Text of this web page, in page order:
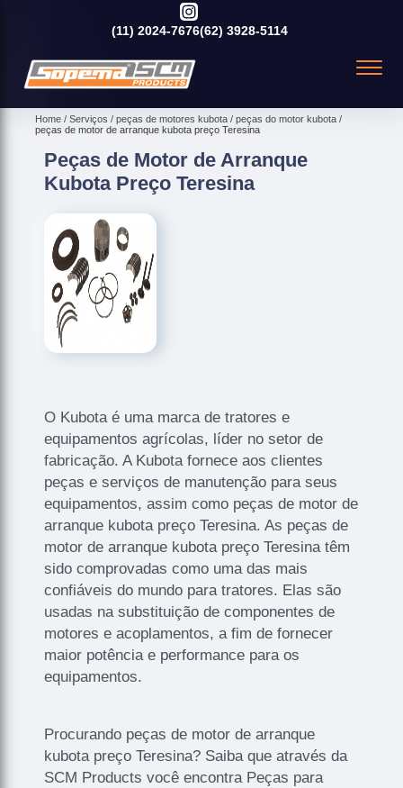
(11) 2024-7676(62) 3928-5114
Home Serviços peças de motores kubota
peças do motor kubota
peças de motor de arranque kubota preço Teresina
Peças de Motor de Arranque
Kubota Preço Teresina
O Kubota é uma marca de tratores e
equipamentos agrícolas, líder no setor de
fabricação. A Kubota fornece aos clientes
peças e serviços de manutenção para seus
equipamentos, assim como peças de motor de
arranque kubota preço Teresina. As peças de
motor de arranque kubota preço Teresina têm
sido comprovadas como uma das mais
confiáveis do mundo para tratores. Elas são
usadas na substituição de componentes de
motores e acoplamentos, a fim de fornecer
maior potência e performance para os
equipamentos.
Procurando peças de motor de arranque
kubota preço Teresina? Saiba que através da
SCM Products você encontra Peças para